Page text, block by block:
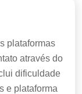
plataformas
através do
dificuldade
e plataforma